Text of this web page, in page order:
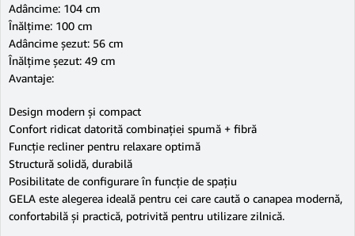
Adâncime: 104 cm
Înălțime: 100 cm
Adâncime șezut: 56 cm
Înălțime șezut: 49 cm
Avantaje:
Design modern și compact
Confort ridicat datorită combinației spumă + fibră
Funcție recliner pentru relaxare optimă
Structură solidă, durabilă
Posibilitate de configurare în funcție de spațiu
GELA este alegerea ideală pentru cei care caută o canapea modernă,
confortabilă și practică, potrivită pentru utilizare zilnică.